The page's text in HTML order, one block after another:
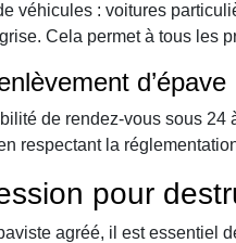
véhicules : voitures
Cela permet à tous les
d’épave
de rendez-vous sous
respectant la
pour
agréé, il est essentiel